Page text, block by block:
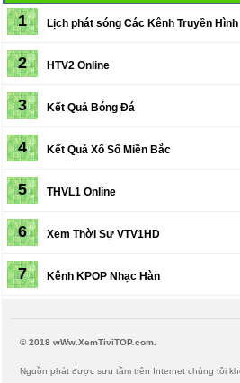
1 Lịch phát sóng Các Kênh Truyền Hình
2 HTV2 Online
3 Kết Quả Bóng Đá
4 Kết Quả Xổ Số Miền Bắc
5 THVL1 Online
6 Xem Thời Sự VTV1HD
7 Kênh KPOP Nhạc Hàn
© 2018 wWw.XemTiviTOP.com.
Nguồn phát được sưu tầm trên Internet chúng tôi